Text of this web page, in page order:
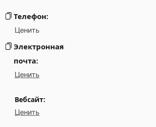
Телефон:
Ценить
Электронная
почта:
Ценить
Вебсайт:
Ценить